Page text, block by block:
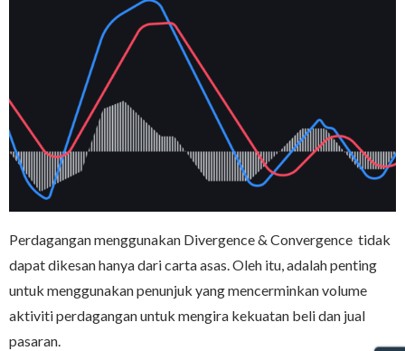
Perdagangan menggunakan Divergence & Convergence tidak
dapat dikesan hanya dari carta asas. Oleh itu, adalah penting
untuk menggunakan penunjuk yang mencerminkan volume
aktiviti perdagangan untuk mengira kekuatan beli dan jual
pasaran.